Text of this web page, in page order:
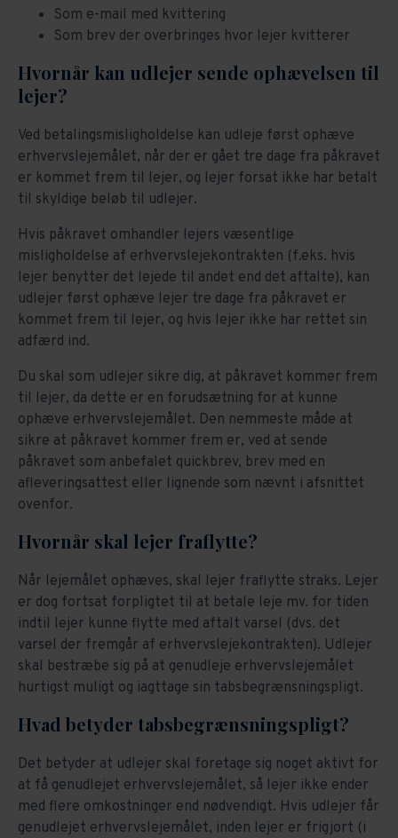
Som e-mail med kvittering
Som brev der overbringes hvor lejer kvitterer
Hvornår kan udlejer sende ophævelsen til
lejer?
Ved betalingsmisligholdelse kan udleje først ophæve
erhvervslejemålet, når der er gået tre dage fra påkravet
er kommet frem til lejer, og lejer forsat ikke har betalt
til skyldige beløb til udlejer.
Hvis påkravet omhandler lejers væsentlige
misligholdelse af erhvervslejekontrakten (f.eks. hvis
lejer benytter det lejede til andet end det aftalte), kan
udlejer først ophæve lejer tre dage fra påkravet er
kommet frem til lejer, og hvis lejer ikke har rettet sin
adfærd ind.
Du skal som udlejer sikre dig, at påkravet kommer frem
til lejer, da dette er en forudsætning for at kunne
ophæve erhvervslejemålet. Den nemmeste måde at
sikre at påkravet kommer frem er, ved at sende
påkravet som anbefalet quickbrev, brev med en
afleveringsattest eller lignende som nævnt i afsnittet
ovenfor.
Hvornår skal lejer fraflytte?
Når lejemålet ophæves, skal lejer fraflytte straks. Lejer
er dog fortsat forpligtet til at betale leje mv. for tiden
indtil lejer kunne flytte med aftalt varsel (dvs. det
varsel der fremgår af erhvervslejekontrakten). Udlejer
skal bestræbe sig på at genudleje erhvervslejemålet
hurtigst muligt og iagttage sin tabsbegrænsningspligt.
Hvad betyder tabsbegrænsningspligt?
Det betyder at udlejer skal foretage sig noget aktivt for
at få genudlejet erhvervslejemålet, så lejer ikke ender
med flere omkostninger end nødvendigt. Hvis udlejer får
genudlejet erhvervslejemålet, inden lejer er frigjort (i